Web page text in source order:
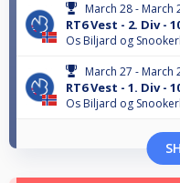
March 28 - March
RT6 Vest - 2. Div -
Os Biljard og
March 27 - March
RT6 Vest - 1. Div -
Os Biljard og